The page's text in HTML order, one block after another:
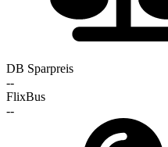
DB Sparpreis
--
FlixBus
--